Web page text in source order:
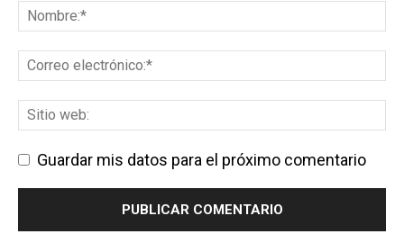
Guardar mis datos para el próximo comentario